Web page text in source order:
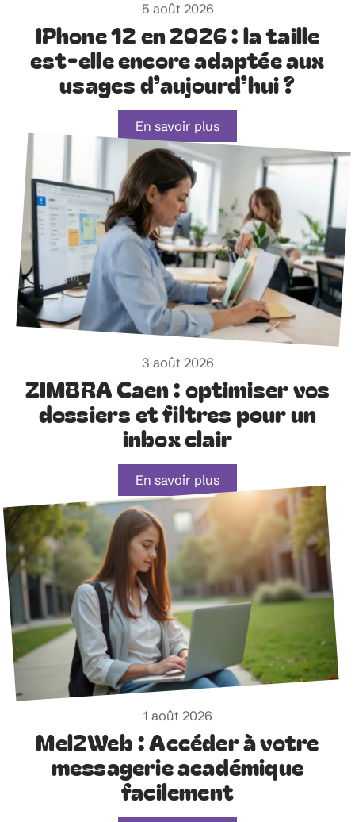
5 août 2026
IPhone 12 en 2026 : la taille
est-elle encore adaptée aux
usages d’aujourd’hui ?
En savoir plus
3 août 2026
ZIMBRA Caen : optimiser vos
dossiers et filtres pour un
inbox clair
En savoir plus
1 août 2026
Mel2Web : Accéder à votre
messagerie académique
facilement